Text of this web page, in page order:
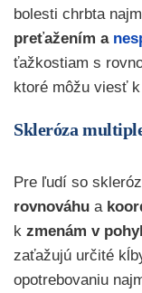
bolesti chrbta
preťažením a
ťažkostiam s
ktoré môžu viesť k
Skleróza
Pre ľudí so
rovnováhu a
k zmenám v
zaťažujú určité
opotrebovaniu